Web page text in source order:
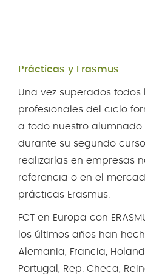
Prácticas y Erasmus
Una vez superados todos
profesionales del ciclo
a todo nuestro
durante su segundo
realizarlas en empresas
referencia o en el
prácticas Erasmus.
FCT en Europa con
los últimos años han
Alemania, Francia,
Portugal, Rep. Checa,